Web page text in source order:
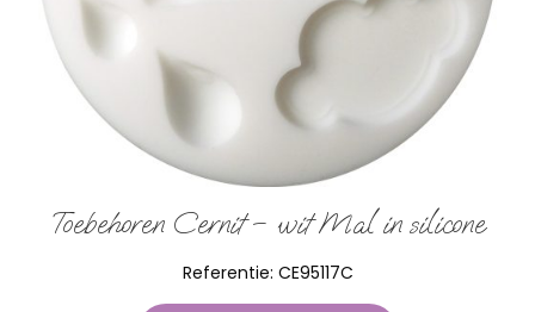
Toebehoren Cernit – wit Mal in silicone
Referentie: CE95117C